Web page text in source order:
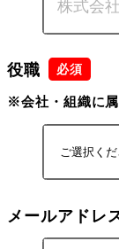
役職
※会社・組織に
メールアドレ